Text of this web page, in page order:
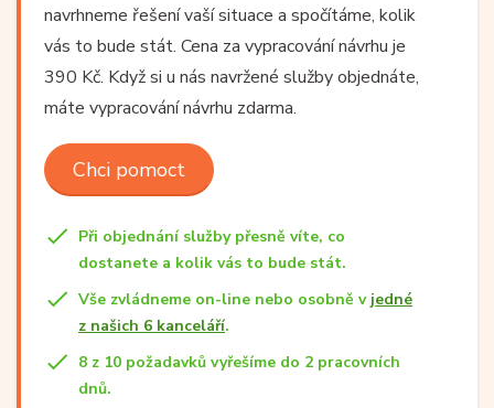
navrhneme řešení vaší situace a spočítáme, kolik
vás to bude stát. Cena za vypracování návrhu je
390 Kč. Když si u nás navržené služby objednáte,
máte vypracování návrhu zdarma.
Chci pomoct
Při objednání služby přesně víte, co
dostanete a kolik vás to bude stát.
Vše zvládneme on-line nebo osobně v jedné
z našich 6 kanceláří.
8 z 10 požadavků vyřešíme do 2 pracovních
dnů.